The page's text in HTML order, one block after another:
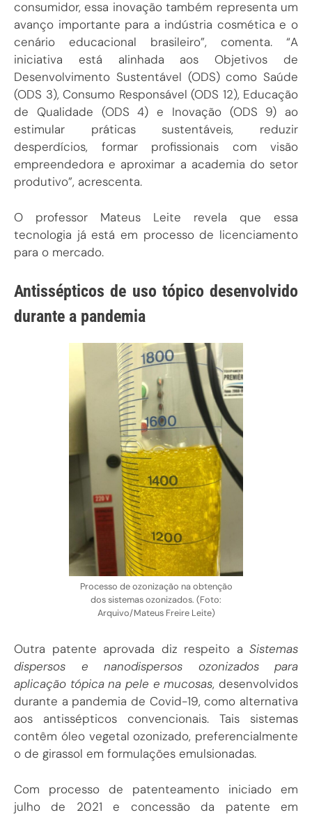
consumidor, essa inovação também representa um
avanço importante para a indústria cosmética e o
cenário educacional brasileiro”, comenta. “A
iniciativa está alinhada aos Objetivos de
Desenvolvimento Sustentável (ODS) como Saúde
(ODS 3), Consumo Responsável (ODS 12), Educação
de Qualidade (ODS 4) e Inovação (ODS 9) ao
estimular práticas sustentáveis, reduzir
desperdícios, formar profissionais com visão
empreendedora e aproximar a academia do setor
produtivo”, acrescenta.
O professor Mateus Leite revela que essa
tecnologia já está em processo de licenciamento
para o mercado.
Antissépticos de uso tópico desenvolvido
durante a pandemia
Processo de ozonização na obtenção
dos sistemas ozonizados. (Foto:
Arquivo/Mateus Freire Leite)
Outra patente aprovada diz respeito a Sistemas
dispersos e nanodispersos ozonizados para
aplicação tópica na pele e mucosas, desenvolvidos
durante a pandemia de Covid-19, como alternativa
aos antissépticos convencionais. Tais sistemas
contêm óleo vegetal ozonizado, preferencialmente
o de girassol em formulações emulsionadas.
Com processo de patenteamento iniciado em
julho de 2021 e concessão da patente em